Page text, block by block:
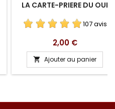
LA CARTE-PRIERE DU OUI
107 avis
Prix
2,00 €
 Ajouter au panier